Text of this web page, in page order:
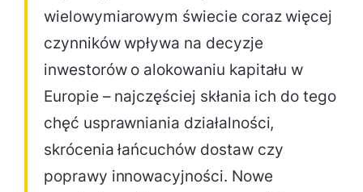
wielowymiarowym świecie coraz więcej
czynników wpływa na decyzje
inwestorów o alokowaniu kapitału w
Europie – najczęściej skłania ich do tego
chęć usprawniania działalności,
skrócenia łańcuchów dostaw czy
poprawy innowacyjności. Nowe